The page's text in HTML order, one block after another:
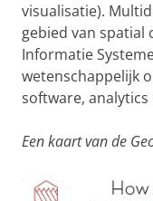
visualisatie).
gebied van spatial
Informatie
wetenschappelijk
software, analytics
Een kaart van de